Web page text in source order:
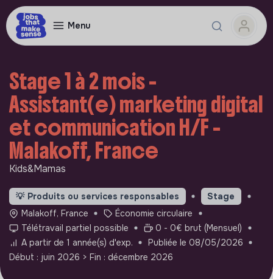
Menu
Stage 1 à 2 mois -
Assistant(e) marketing digital
et communication H/F -
Malakoff, France
Kids&Mamas
💡 Produits ou services responsables
Stage
Malakoff, France
Économie circulaire
Télétravail partiel possible
0 - 0€ brut (Mensuel)
A partir de 1 année(s) d'exp.
Publiée le 08/05/2026
Début : juin 2026 > Fin : décembre 2026